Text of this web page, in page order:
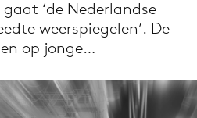
de app
via de Adformatie
app
gaat ‘de Nederlandse
weerspiegelen’. De
op jonge…